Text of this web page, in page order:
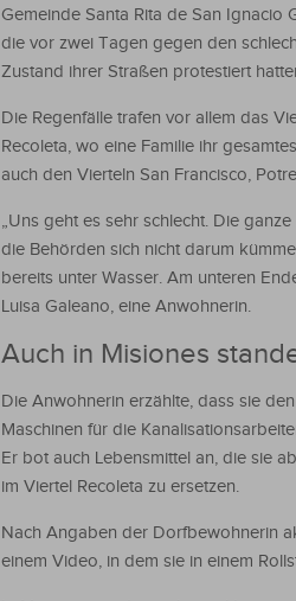
Gemeinde Santa Rita de San Ignacio
die vor zwei Tagen gegen den
Zustand ihrer Straßen protestiert
Die Regenfälle trafen vor allem das
Recoleta, wo eine Familie ihr
auch den Vierteln San Francisco,
„Uns geht es sehr schlecht. Die
die Behörden sich nicht darum
bereits unter Wasser. Am unteren
Luisa Galeano, eine Anwohnerin.
Auch in Misiones
Die Anwohnerin erzählte, dass sie
Maschinen für die
Er bot auch Lebensmittel an, die sie
im Viertel Recoleta zu ersetzen.
Nach Angaben der Dorfbewohnerin
einem Video, in dem sie in einem